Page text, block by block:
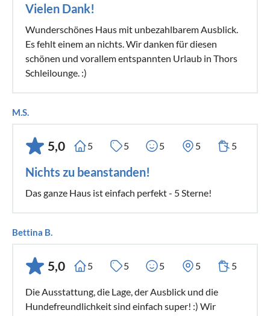
Vielen Dank!
Wunderschönes Haus mit unbezahlbarem Ausblick.
Es fehlt einem an nichts. Wir danken für diesen
schönen und vorallem entspannten Urlaub in Thors
Schleilounge. :)
M.S.
5,0 5 5 5 5 5
Nichts zu beanstanden!
Das ganze Haus ist einfach perfekt - 5 Sterne!
Bettina B.
5,0 5 5 5 5 5
Die Ausstattung, die Lage, der Ausblick und die
Hundefreundlichkeit sind einfach super! :) Wir